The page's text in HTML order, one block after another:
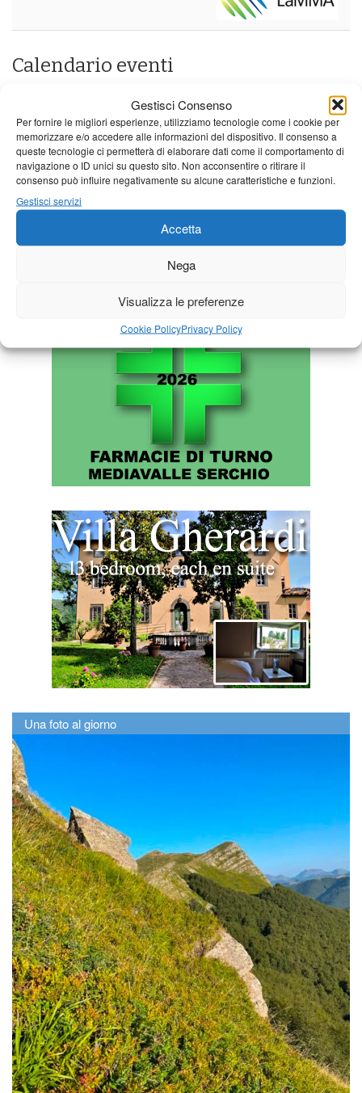
Gestisci Consenso
Per fornire le migliori esperienze, utilizziamo tecnologie come i cookie per
memorizzare e/o accedere alle informazioni del dispositivo. Il consenso a
queste tecnologie ci permetterà di elaborare dati come il comportamento di
navigazione o ID unici su questo sito. Non acconsentire o ritirare il
consenso può influire negativamente su alcune caratteristiche e funzioni.
Gestisci servizi
Accetta
Nega
Visualizza le preferenze
Cookie PolicyPrivacy Policy
Calendario eventi
Agosto 2026
Set »
L
M M G V S
D
1
2
3
4 5 6 7 8
9
10
11 12 13 14 15
16
20
Una foto al giorno